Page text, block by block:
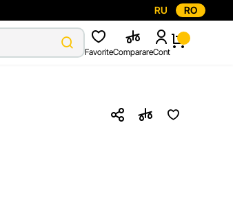
RU RO
FavoriteComparareCont